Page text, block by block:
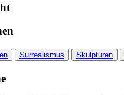
Surrealismus Skulpturen